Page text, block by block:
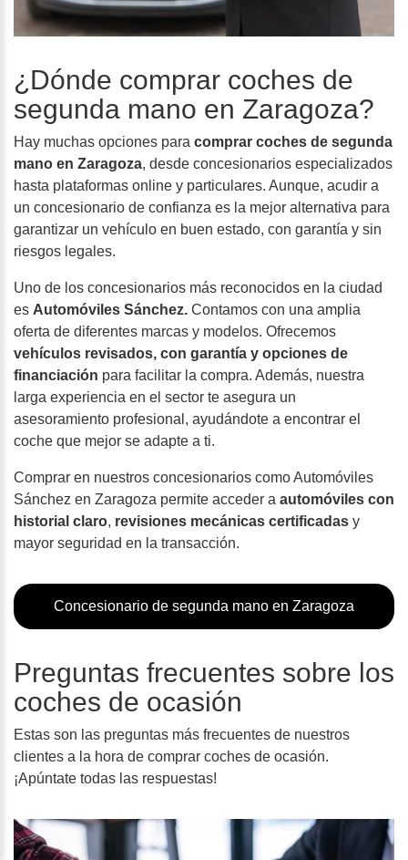
¿Dónde comprar coches de
segunda mano en Zaragoza?
Hay muchas opciones para comprar coches de segunda
mano en Zaragoza, desde concesionarios especializados
hasta plataformas online y particulares. Aunque, acudir a
un concesionario de confianza es la mejor alternativa para
garantizar un vehículo en buen estado, con garantía y sin
riesgos legales.
Uno de los concesionarios más reconocidos en la ciudad
es Automóviles Sánchez. Contamos con una amplia
oferta de diferentes marcas y modelos. Ofrecemos
vehículos revisados, con garantía y opciones de
financiación para facilitar la compra. Además, nuestra
larga experiencia en el sector te asegura un
asesoramiento profesional, ayudándote a encontrar el
coche que mejor se adapte a ti.
Comprar en nuestros concesionarios como Automóviles
Sánchez en Zaragoza permite acceder a automóviles con
historial claro, revisiones mecánicas certificadas y
mayor seguridad en la transacción.
Concesionario de segunda mano en Zaragoza
Preguntas frecuentes sobre los
coches de ocasión
Estas son las preguntas más frecuentes de nuestros
clientes a la hora de comprar coches de ocasión.
¡Apúntate todas las respuestas!